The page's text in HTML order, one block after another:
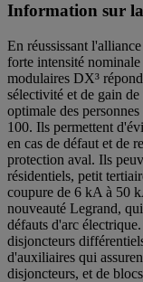
Information sur
En réussissant
forte intensité
modulaires DX³
sélectivité et de gain
optimale des
100. Ils permettent
en cas de défaut et de
protection aval. Ils
résidentiels, petit
coupure de 6 kA à 50
nouveauté Legrand,
défauts d'arc
disjoncteurs
d'auxiliaires qui
disjoncteurs, et de